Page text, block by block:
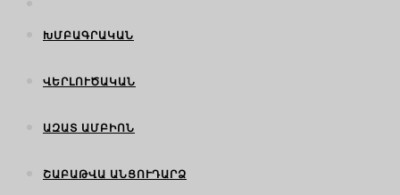
ԽՄԲԱԳՐԱԿԱՆ
ՎԵՐԼՈՒԾԱԿԱՆ
ԱԶԱՏ ԱՄԲԻՈՆ
ՇԱԲԱԹՎԱ ԱՆՑՈՒԴԱՐՁ